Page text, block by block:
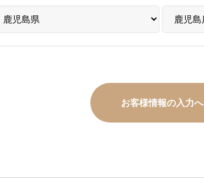
お客様情報の入力へ